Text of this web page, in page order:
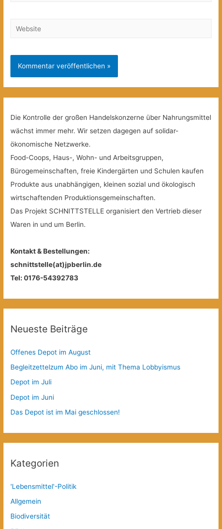
Website
Die Kontrolle der großen Handelskonzerne über Nahrungsmittel
wächst immer mehr. Wir setzen dagegen auf solidar-
ökonomische Netzwerke.
Food-Coops, Haus-, Wohn- und Arbeitsgruppen,
Bürogemeinschaften, freie Kindergärten und Schulen kaufen
Produkte aus unabhängigen, kleinen sozial und ökologisch
wirtschaftenden Produktionsgemeinschaften.
Das Projekt SCHNITTSTELLE organisiert den Vertrieb dieser
Waren in und um Berlin.
Kontakt & Bestellungen:
schnittstelle(at)jpberlin.de
Tel: 0176-54392783
Neueste Beiträge
Offenes Depot im August
Begleitzettelzum Abo im Juni, mit Thema Lobbyismus
Depot im Juli
Depot im Juni
Das Depot ist im Mai geschlossen!
Kategorien
'Lebensmittel'-Politik
Allgemein
Biodiversität